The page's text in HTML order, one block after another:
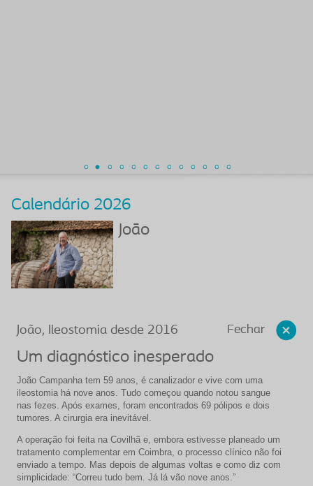
Calendário 2026
João
Fechar
João, Ileostomia desde 2016
Um diagnóstico inesperado
João Campanha tem 59 anos, é canalizador e vive com uma
ileostomia há nove anos. Tudo começou quando notou sangue
nas fezes. Após exames, foram encontrados 69 pólipos e dois
tumores. A cirurgia era inevitável.
A operação foi feita na Covilhã e, embora estivesse planeado um
tratamento complementar em Coimbra, o processo clínico não foi
enviado a tempo. Mas depois de algumas voltas e como diz com
simplicidade: “Correu tudo bem. Já lá vão nove anos.”